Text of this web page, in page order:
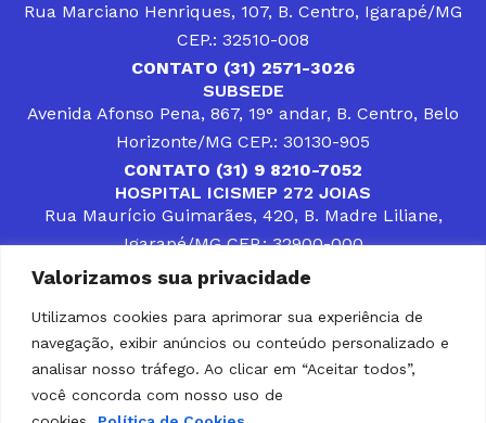
Valorizamos sua privacidade
Utilizamos cookies para aprimorar sua experiência de
navegação, exibir anúncios ou conteúdo personalizado e
analisar nosso tráfego. Ao clicar em “Aceitar todos”,
você concorda com nosso uso de
Rua Marciano Henriques, 107, B. Centro, Igarapé/MG
CEP.: 32510-008
CONTATO (31) 2571-3026
SUBSEDE
Avenida Afonso Pena, 867, 19° andar, B. Centro, Belo
Horizonte/MG CEP.: 30130-905
CONTATO (31) 9 8210-7052
HOSPITAL ICISMEP 272 JOIAS
Rua Maurício Guimarães, 420, B. Madre Liliane,
Igarapé/MG CEP.: 32900-000
CONTATOS (31) 3512-4400 ou (31) 9 8309-8660
DESENVOLVER SOLUÇÕES, AÇÕES E SERVIÇOS
PÚBLICOS QUE COMPLEMENTEM A ASSISTÊNCIA À
POPULAÇÃO DA REGIÃO EM QUE ATUA, SENDO
PARCEIRO DOS MUNICÍPIOS CONSORCIADOS NA
SOLUÇÃO DE DIFICULDADES ENFRENTADAS POR
GESTORES MUNICIPAIS, É O COMPROMISSO DO
ICISMEP.